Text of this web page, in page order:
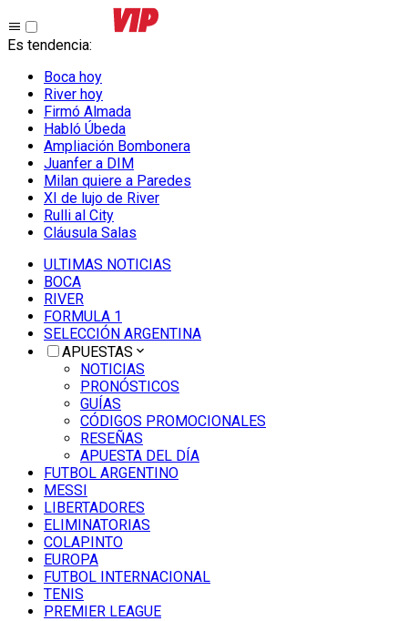
Es tendencia:
Boca hoy
River hoy
Firmó Almada
Habló Úbeda
Ampliación Bombonera
Juanfer a DIM
Milan quiere a Paredes
XI de lujo de River
Rulli al City
Cláusula Salas
ULTIMAS NOTICIAS
BOCA
RIVER
FORMULA 1
SELECCIÓN ARGENTINA
APUESTAS
NOTICIAS
PRONÓSTICOS
GUÍAS
CÓDIGOS PROMOCIONALES
RESEÑAS
APUESTA DEL DÍA
FUTBOL ARGENTINO
MESSI
LIBERTADORES
ELIMINATORIAS
COLAPINTO
EUROPA
FUTBOL INTERNACIONAL
TENIS
PREMIER LEAGUE